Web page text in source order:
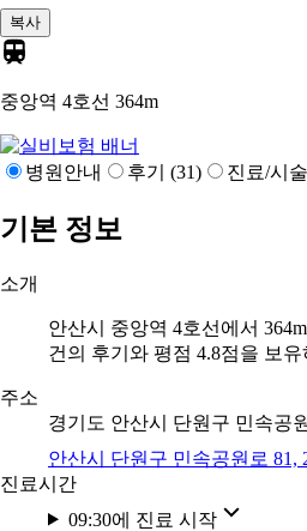
복사
중앙역 4호선 364m
병원안내 후기 (31) 진료/시술
기본 정보
소개
안산시 중앙역 4호선에서
건의 후기와 평점 4.8점을 보
주소
경기도 안산시 단원구 민속공
안산시 단원구 민속공원로 81,
진료시간
09:30에 진료 시작